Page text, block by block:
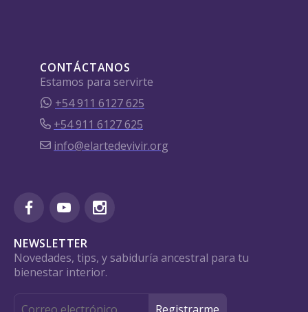
CONTÁCTANOS
Estamos para servirte
+54 911 6127 625
+54 911 6127 625
info@elartedevivir.org
NEWSLETTER
Novedades, tips, y sabiduría ancestral para tu
bienestar interior.